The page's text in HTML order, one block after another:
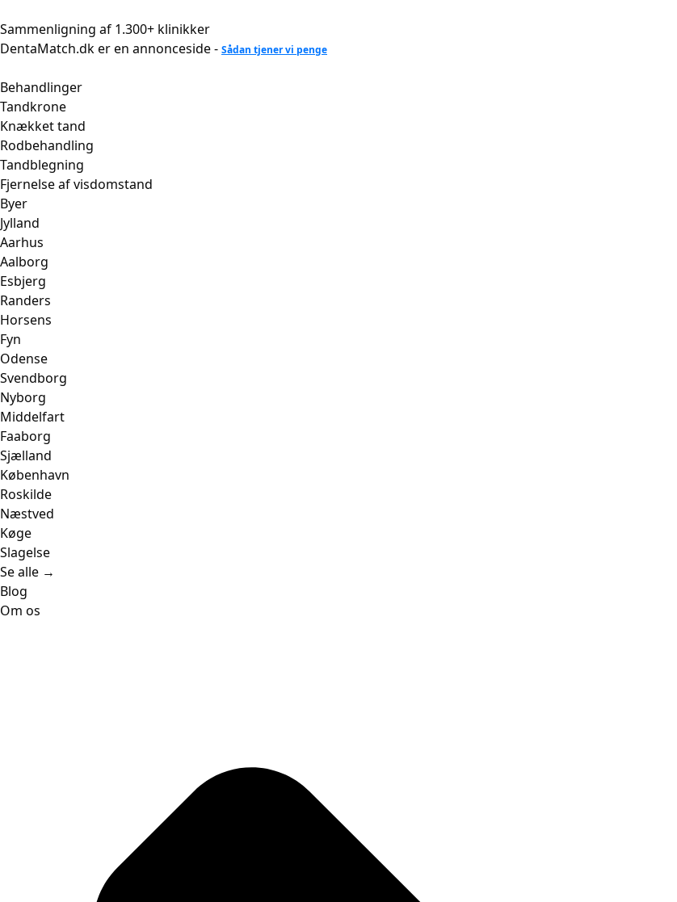
til
indhold
Sammenligning af 1.300+ klinikker
DentaMatch.dk er en annonceside - Sådan tjener vi penge
Behandlinger
Tandkrone
Knækket tand
Rodbehandling
Tandblegning
Fjernelse af visdomstand
Byer
Jylland
Aarhus
Aalborg
Esbjerg
Randers
Horsens
Fyn
Odense
Svendborg
Nyborg
Middelfart
Faaborg
Sjælland
København
Roskilde
Næstved
Køge
Slagelse
Se alle →
Blog
Om os